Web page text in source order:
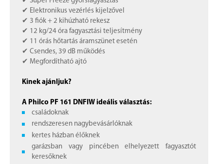
✔ Elektronikus vezérlés kijelzővel
✔ 3 fiók + 2 kihúzható rekesz
✔ 12 kg/24 óra fagyasztási teljesítmény
✔ 11 órás hőtartás áramszünet esetén
✔ Csendes, 39 dB működés
✔ Megfordítható ajtó
Kinek ajánljuk?
A Philco PF 161 DNFIW ideális választás:
családoknak
rendszeresen nagybevásárlóknak
kertes házban élőknek
garázsban vagy pincében elhelyezett fagyasztót
keresőknek